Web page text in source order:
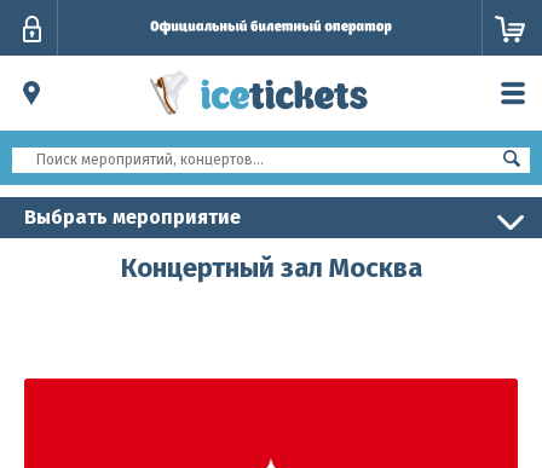
Выбрать мероприятие
Концертный зал Москва